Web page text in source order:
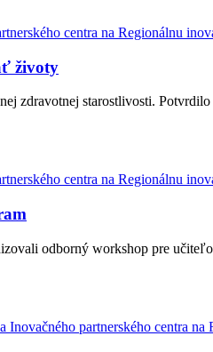
centra na Regionálnu
životy
zdravotnej starostlivosti.
centra na Regionálnu
odborný workshop pre
Inovačného partnerského centra